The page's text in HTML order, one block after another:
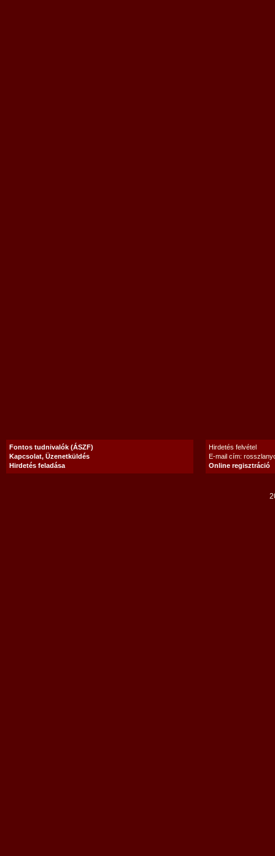
Fontos tudnivalók (ÁSZF)
Kapcsolat, Üzenetküldés
Hirdetés feladása
Hirdetés felvétel
E-mail cím:
Online regisztráció